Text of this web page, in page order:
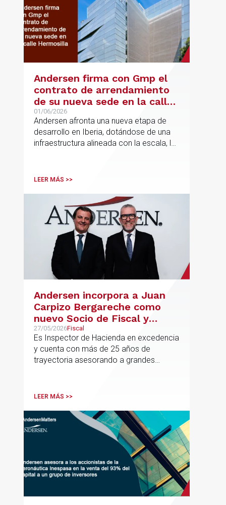
Andersen firma con Gmp el
contrato de arrendamiento
de su nueva sede en la calle
Hermosilla
01/06/2026
Andersen afronta una nueva etapa de
desarrollo en Iberia, dotándose de una
infraestructura alineada con la escala, la
LEER MÁS >>
Andersen incorpora a Juan
Carpizo Bergareche como
nuevo Socio de Fiscal y
responsable de la práctica
ibérica de Fiscalidad Local
27/05/2026Fiscal
Es Inspector de Hacienda en excedencia
y cuenta con más de 25 años de
trayectoria asesorando a grandes
principalmente en los sectores
medioambiental
LEER MÁS >>